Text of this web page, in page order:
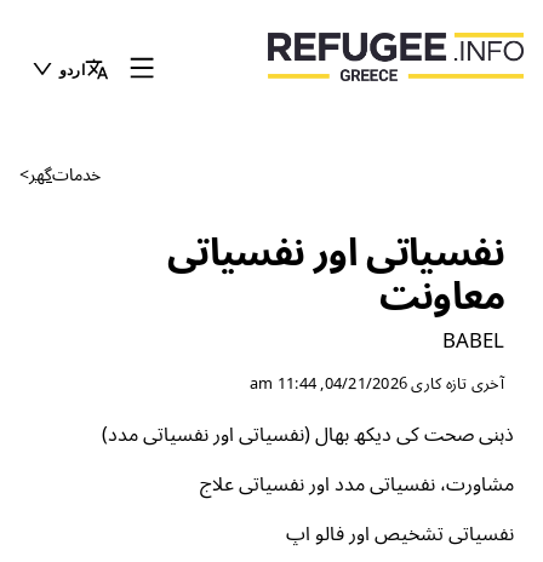
اردو
گھر> خدمات
نفسیاتی اور نفسیاتی
معاونت
BABEL
آخری تازہ کاری04/21/2026, 11:44 am
ذہنی صحت کی دیکھ بھال (نفسیاتی اور نفسیاتی مدد)
مشاورت، نفسیاتی مدد اور نفسیاتی علاج
نفسیاتی تشخیص اور فالو اپ